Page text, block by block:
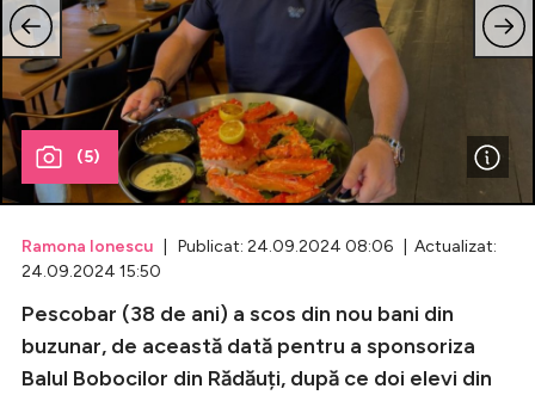
Lifestyle
Celebrități
Breaking News
(5)
Ramona Ionescu | Publicat: 24.09.2024 08:06 | Actualizat:
24.09.2024 15:50
Pescobar (38 de ani) a scos din nou bani din
buzunar, de această dată pentru a sponsoriza
Balul Bobocilor din Rădăuți, după ce doi elevi din